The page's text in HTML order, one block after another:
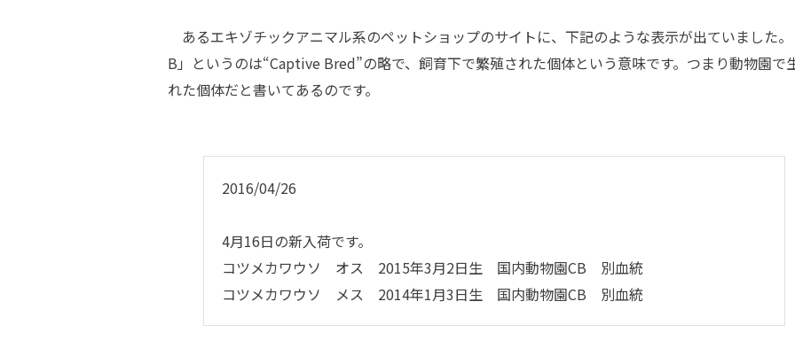
あるエキゾチックアニマル系のペットショップのサイトに、下記のような表示が出ていました。
B」というのは“Captive Bred”の略で、飼育下で繁殖された個体という意味です。つまり動物園で
れた個体だと書いてあるのです。
2016/04/26
4月16日の新入荷です。
コツメカワウソ オス 2015年3月2日生 国内動物園CB 別血統
コツメカワウソ メス 2014年1月3日生 国内動物園CB 別血統